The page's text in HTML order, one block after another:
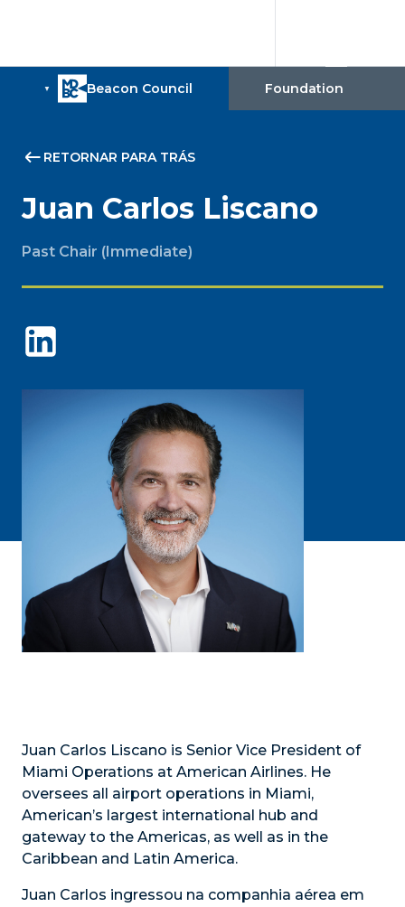
RETORNAR PARA TRÁS
Juan Carlos Liscano
Past Chair (Immediate)
Juan Carlos Liscano is Senior Vice President of
Miami Operations at American Airlines. He
oversees all airport operations in Miami,
American’s largest international hub and
gateway to the Americas, as well as in the
Caribbean and Latin America.
Juan Carlos ingressou na companhia aérea em